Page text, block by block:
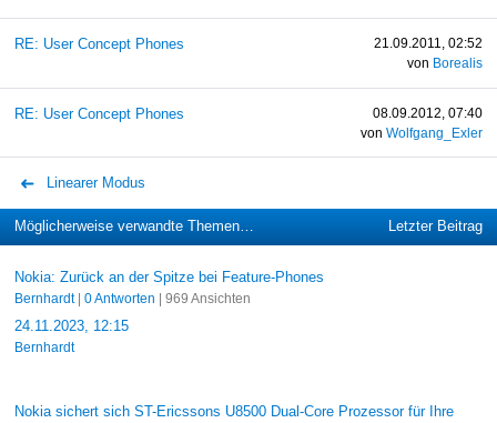
RE: User Concept Phones
21.09.2011, 02:52
von Borealis
RE: User Concept Phones
08.09.2012, 07:40
vonWolfgang_Exler
Linearer Modus
Möglicherweise verwandte Themen… Letzter Beitrag
Nokia: Zurück an der Spitze bei Feature-Phones
Bernhardt| 0 Antworten | 969 Ansichten
24.11.2023, 12:15
Bernhardt
Nokia sichert sich ST-Ericssons U8500 Dual-Core Prozessor für Ihre